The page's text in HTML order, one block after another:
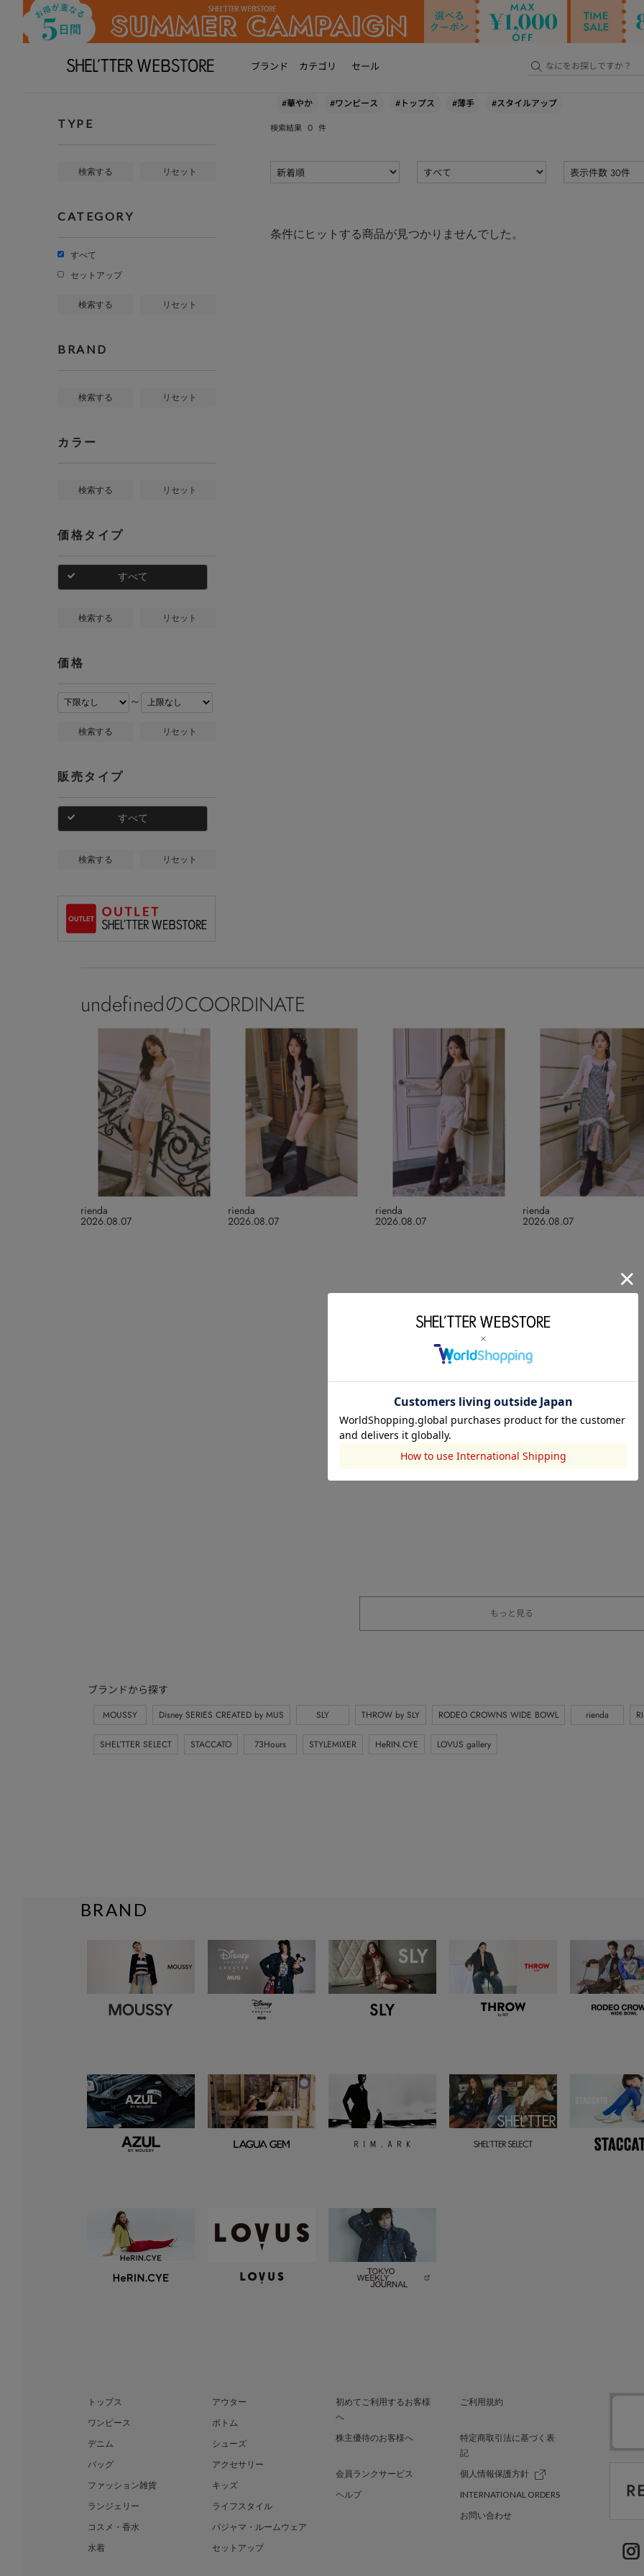
ブランド カテゴリ セール
TYPE
検索する リセット
CATEGORY
すべて
セットアップ
検索する リセット
BRAND
検索する リセット
カラー
検索する リセット
価格タイプ
すべて
検索する リセット
価格
～
検索する リセット
販売タイプ
すべて
検索する リセット
#華やか #ワンピース #トップス #薄手 #スタイルアップ
検索結果 0 件
条件にヒットする商品が見つかりませんでした。
undefinedのCOORDINATE
2026.08.07
rienda
2026.08.07
rienda
2026.08.07
rienda
2026.08.07
rienda
もっと見る
ブランドから探す
MOUSSY Disney SERIES CREATED by MUS SLY THROW by SLY RODEO CROWNS WIDE BOWL rienda
SHEL’TTER SELECT STACCATO 73Hours STYLEMIXER HeRIN.CYE LOVUS gallery
BRAND
トップス
アウター
ワンピース
ボトム
デニム
シューズ
バッグ
アクセサリー
ファッション雑貨
キッズ
ランジェリー
ライフスタイル
コスメ・香水
パジャマ・ルームウェア
水着
セットアップ
初めてご利用するお客様
へ
ご利用規約
株主優待のお客様へ
特定商取引法に基づく表
記
会員ランクサービス
個人情報保護方針
ヘルプ
INTERNATIONAL ORDERS
お問い合わせ